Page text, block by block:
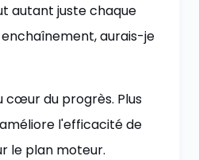
autant juste chaque
aurais-je
cœur du progrès. Plus
l'efficacité de
le plan moteur.